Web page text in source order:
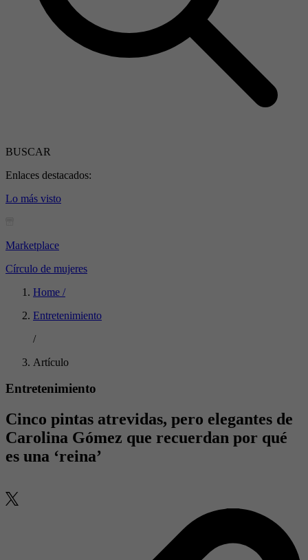
BUSCAR
Enlaces destacados:
Lo más visto
Marketplace
Círculo de mujeres
Home /
Entretenimiento
/
Artículo
Entretenimiento
Cinco pintas atrevidas, pero elegantes de
Carolina Gómez que recuerdan por qué
es una ‘reina’